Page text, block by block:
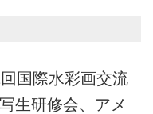
国際水彩画交流
生研修会、アメ